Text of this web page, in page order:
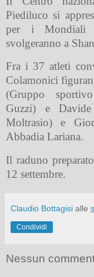
Piediluco si
per i Mondiali
svolgeranno a
Fra i 37 atleti
Colamonici
(Gruppo
Guzzi) e
Moltrasio) e
Abbadia Lariana.
Il raduno
12 settembre.
Claudio Bottagisi alle
Condividi
Nessun